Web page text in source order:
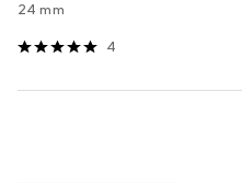
24 mm
4